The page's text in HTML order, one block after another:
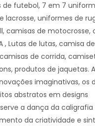
futebol, 7 em 7
lacrosse, uniformes de
camisas de motocrosse,
, Lutas de lutas, camisa
de corrida,
produtos de jaquetas.
imaginativas, os
abstratos em designs
a dança da caligrafia
da criatividade e